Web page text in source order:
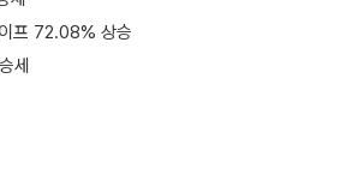
프 72.08% 상승
세